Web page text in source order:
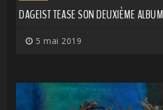
DAGEIST TEASE SON DEUXIÈME ALBUM
5 mai 2019